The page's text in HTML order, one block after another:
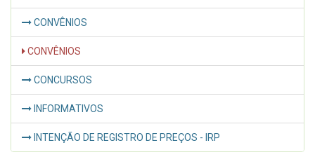
CONVÊNIOS
CONVÊNIOS
CONCURSOS
INFORMATIVOS
INTENÇÃO DE REGISTRO DE PREÇOS - IRP